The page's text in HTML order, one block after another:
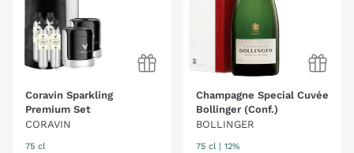
Coravin Sparkling
Premium Set
CORAVIN
75 cl
Champagne Special Cuvée
Bollinger (Conf.)
BOLLINGER
75 cl | 12%